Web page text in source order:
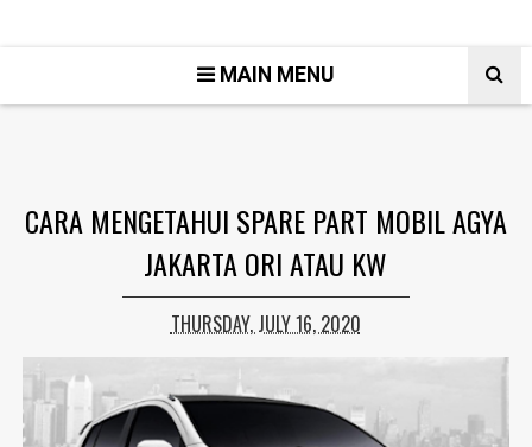
MAIN MENU
CARA MENGETAHUI SPARE PART MOBIL AGYA
JAKARTA ORI ATAU KW
THURSDAY, JULY 16, 2020